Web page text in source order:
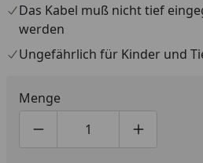
Das Kabel muß nicht tief
werden
Ungefährlich für Kinder und
Menge
Produktmenge um eins
Produktmenge